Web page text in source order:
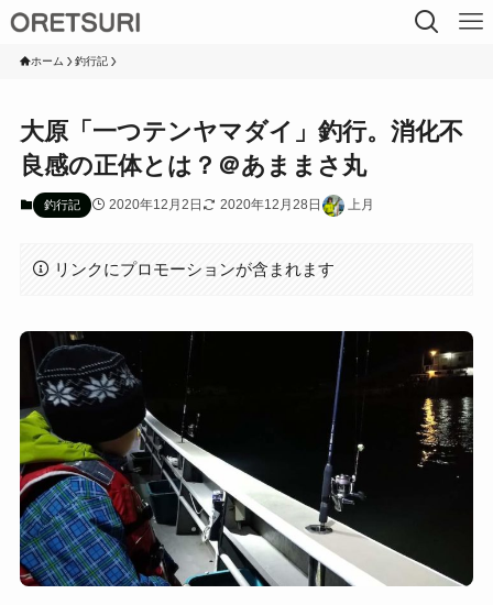
ホーム 釣行記
大原「一つテンヤマダイ」釣行。消化不
良感の正体とは？＠あままさ丸
釣行記 2020年12月2日 2020年12月28日 上月
リンクにプロモーションが含まれます